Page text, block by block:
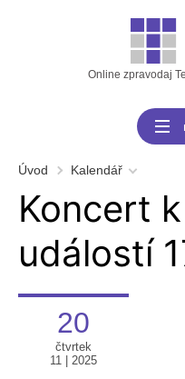
Online zpravodaj
Úvod Kalendář
Koncert
událostí
20
čtvrtek
11 | 2025